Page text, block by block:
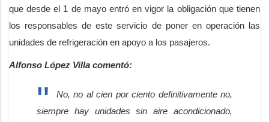
que desde el 1 de mayo entró en vigor la obligación que tienen
los responsables de este servicio de poner en operación las
unidades de refrigeración en apoyo a los pasajeros.
Alfonso López Villa comentó:
No, no al cien por ciento definitivamente no,
siempre hay unidades sin aire acondicionado,